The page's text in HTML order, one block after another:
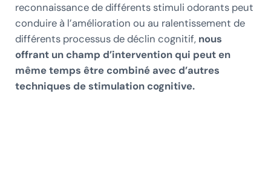
reconnaissance de différents stimuli odorants peut
conduire à l’amélioration ou au ralentissement de
différents processus de déclin cognitif, nous
offrant un champ d’intervention qui peut en
même temps être combiné avec d’autres
techniques de stimulation cognitive.